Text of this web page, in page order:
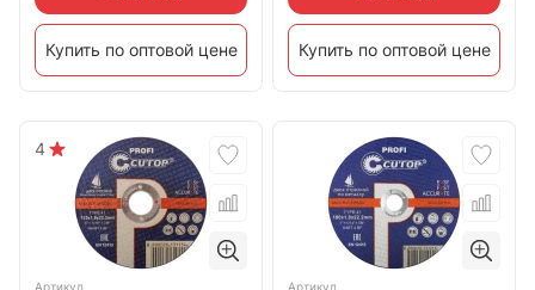
Купить по оптовой цене Купить по оптовой цене
4
Артикул Артикул